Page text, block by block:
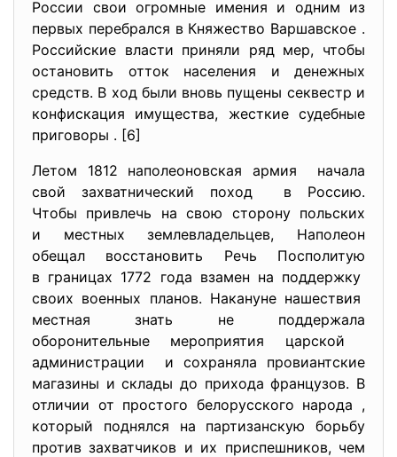
России свои огромные имения и одним из
первых перебрался в Княжество Варшавское .
Российские власти приняли ряд мер, чтобы
остановить отток населения и денежных
средств. В ход были вновь пущены секвестр и
конфискация имущества, жесткие судебные
приговоры . [6]
Летом 1812 наполеоновская армия начала
свой ​​захватнический поход в Россию.
Чтобы привлечь на свою сторону польских
и местных землевладельцев, Наполеон
обещал восстановить Речь Посполитую
в границах 1772 года взамен на поддержку
своих военных планов. Накануне нашествия
местная знать не поддержала
оборонительные мероприятия царской
администрации и сохраняла провиантские
магазины и склады до прихода французов. В
отличии от простого белорусского народа ,
который поднялся на партизанскую борьбу
против захватчиков и их приспешников, чем